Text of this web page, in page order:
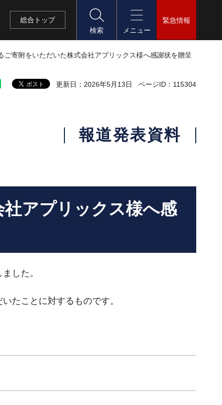
総合 トップ
検索
メニュー
緊急情報
ご寄附をいただいた株式会社アプリックス様へ感謝状を贈呈
更新日：2026年5月13日 ページID：115304
報道発表資料
アプリックス様へ感
した。
たことに対するものです。